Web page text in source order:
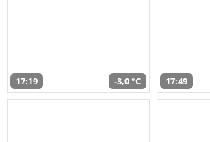
17:19 -3,0 °C 17:49